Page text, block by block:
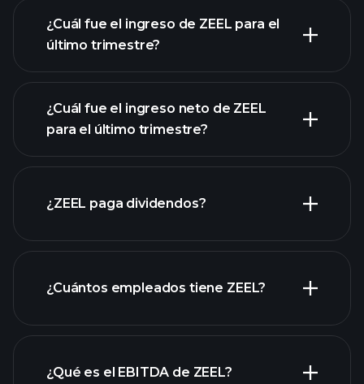
ganancias de ZEEL
¿Cuál fue el ingreso de ZEEL para el
último trimestre?
de ZEEL
¿Cuál fue el ingreso neto de ZEEL
para el último trimestre?
¿ZEEL paga dividendos?
¿Cuántos empleados tiene ZEEL?
¿Qué es el EBITDA de ZEEL?